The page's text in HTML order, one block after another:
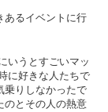
あるイベントに行
いうとすごいマッ
に好きな人たちで
乗りしなかったで
のとその人の熱意